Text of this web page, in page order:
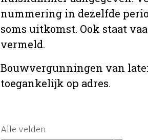
nummering in dezelfde
soms uitkomst. Ook staat
vermeld.
Bouwvergunningen van
toegankelijk op adres.
Alle velden